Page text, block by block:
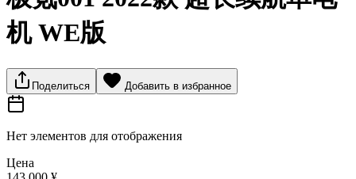
机 WE版
Поделиться Добавить в избранное
Нет элементов для отображения
Цена